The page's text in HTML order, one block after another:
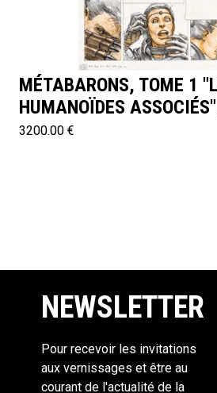
MÉTABARONS, TOME 1
HUMANOÏDES
3200.00 €
NEWSLETTER
Pour recevoir les invitations
aux vernissages et être au
courant de l'actualité de la